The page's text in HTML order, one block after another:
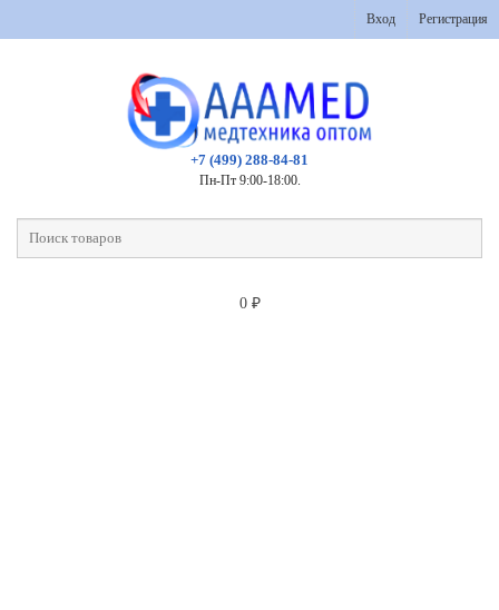
Вход Регистрация
+7 (499) 288-84-81
Пн-Пт 9:00-18:00.
0 ₽